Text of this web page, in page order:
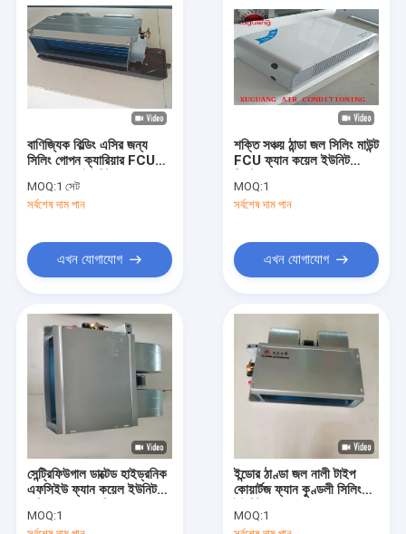
পণ্য
আমাদের সম্পর্কে
কারখানা ভ্রমণ
মান নিয়ন্ত্রণ
যোগাযোগ করুন
বাণিজ্যিক বিল্ডিং এসির জন্য
সিলিং গোপন ক্যারিয়ার FCU
MOQ:1 সেট
সর্বশেষ দাম পান
এখন যোগাযোগ
শক্তি সঞ্চয় ঠান্ডা জল সিলিং মাউন্ট
FCU ফ্যান কয়েল ইউনিট
MOQ:1
সর্বশেষ দাম পান
এখন যোগাযোগ
সেন্ট্রিফিউগাল ডাক্টেড হাইড্রনিক
এফসিইউ ফ্যান কয়েল ইউনিট
MOQ:1
ইন্ডোর ঠাণ্ডা জল নালী টাইপ
কোয়ার্টজ ফ্যান কুণ্ডলী সিলিং
MOQ:1